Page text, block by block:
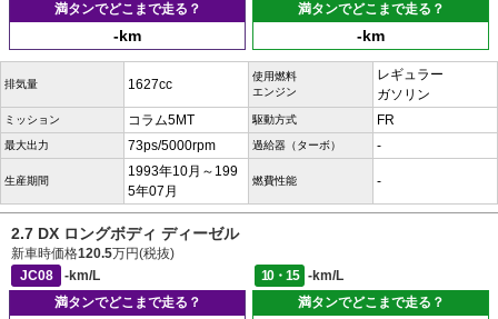
満タンでどこまで走る？
-km
満タンでどこまで走る？
-km
排気量 1627cc
使用燃料
エンジン
レギュラー
ガソリン
ミッション コラム5MT 駆動方式 FR
最大出力 73ps/5000rpm 過給器（ターボ） -
生産期間
1993年10月～199
5年07月
燃費性能 -
2.7 DX ロングボディ ディーゼル
新車時価格120.5万円(税抜)
JC08
-km/L 10・15
-km/L
満タンでどこまで走る？
満タンでどこまで走る？